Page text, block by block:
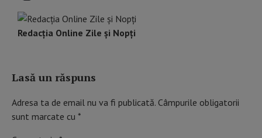
Redacția Online Zile și Nopți
Lasă un răspuns
Adresa ta de email nu va fi publicată. Câmpurile obligatorii
sunt marcate cu *